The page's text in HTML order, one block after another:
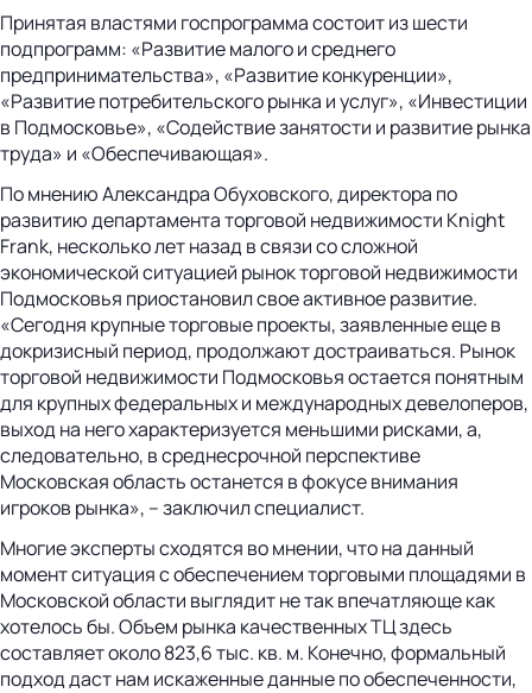
Принятая властями госпрограмма состоит из шести
подпрограмм: «Развитие малого и среднего
предпринимательства», «Развитие конкуренции»,
«Развитие потребительского рынка и услуг», «Инвестиции
в Подмосковье», «Содействие занятости и развитие рынка
труда» и «Обеспечивающая».
По мнению Александра Обуховского, директора по
развитию департамента торговой недвижимости Knight
Frank, несколько лет назад в связи со сложной
экономической ситуацией рынок торговой недвижимости
Подмосковья приостановил свое активное развитие.
«Сегодня крупные торговые проекты, заявленные еще в
докризисный период, продолжают достраиваться. Рынок
торговой недвижимости Подмосковья остается понятным
для крупных федеральных и международных девелоперов,
выход на него характеризуется меньшими рисками, а,
следовательно, в среднесрочной перспективе
Московская область останется в фокусе внимания
игроков рынка», – заключил специалист.
Многие эксперты сходятся во мнении, что на данный
момент ситуация с обеспечением торговыми площадями в
Московской области выглядит не так впечатляюще как
хотелось бы. Объем рынка качественных ТЦ здесь
составляет около 823,6 тыс. кв. м. Конечно, формальный
подход даст нам искаженные данные по обеспеченности,